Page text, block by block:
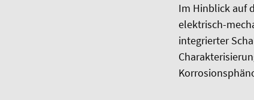
Im Hinblick auf
elektrisch-
integrierter